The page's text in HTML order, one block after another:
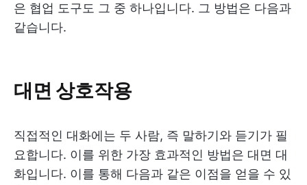
은 협업 도구도 그 중 하나입니다. 그 방법은 다음과
같습니다.
대면 상호작용
직접적인 대화에는 두 사람, 즉 말하기와 듣기가 필
요합니다. 이를 위한 가장 효과적인 방법은 대면 대
화입니다. 이를 통해 다음과 같은 이점을 얻을 수 있